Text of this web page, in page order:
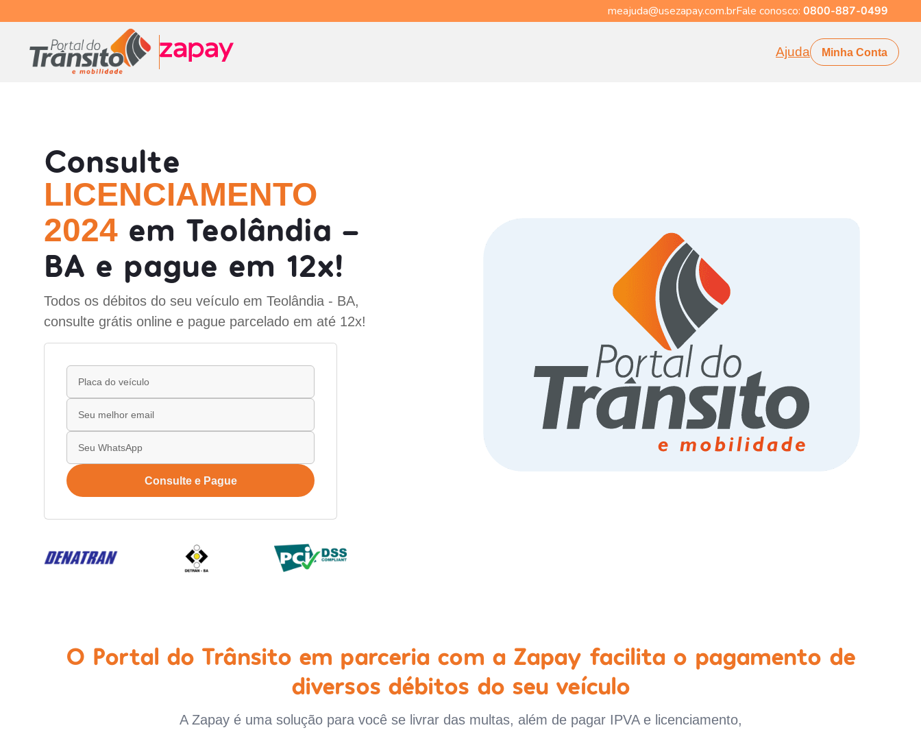
meajuda@usezapay.com.brFale conosco: 0800-887-0499
Ajuda Minha Conta
Consulte
LICENCIAMENTO
2024 em Teolândia -
BA e pague em 12x!
Todos os débitos do seu veículo em Teolândia - BA,
consulte grátis online e pague parcelado em até 12x!
Consulte e Pague
O Portal do Trânsito em parceria com a Zapay facilita o pagamento de
diversos débitos do seu veículo
A Zapay é uma solução para você se livrar das multas, além de pagar IPVA e licenciamento,